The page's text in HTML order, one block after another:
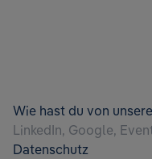
Wie hast du von
Datenschutz